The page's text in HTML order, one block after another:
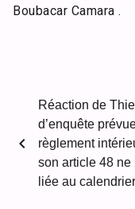
Boubacar Camara .
chevron_left
Réaction de
d’enquête
règlement
son article 48
liée au